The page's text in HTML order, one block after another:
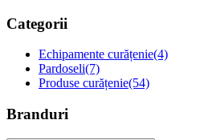
Categorii
Echipamente curățenie(4)
Pardoseli(7)
Produse curățenie(54)
Branduri